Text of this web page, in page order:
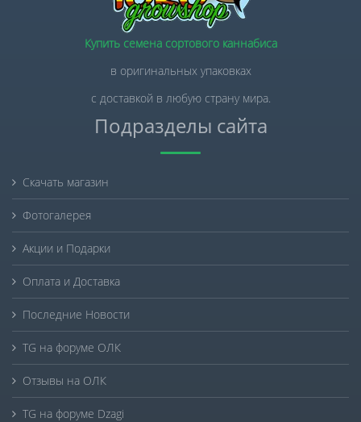
Купить семена сортового каннабиса
в оригинальных упаковках
с доставкой в любую страну мира.
Подразделы сайта
Скачать магазин
Фотогалерея
Акции и Подарки
Оплата и Доставка
Последние Новости
TG на форуме ОЛК
Отзывы на ОЛК
TG на форуме Dzagi